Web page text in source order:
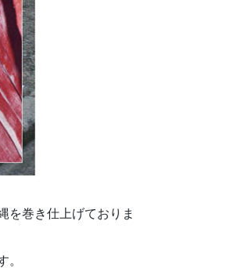
を巻き仕上げておりま
。